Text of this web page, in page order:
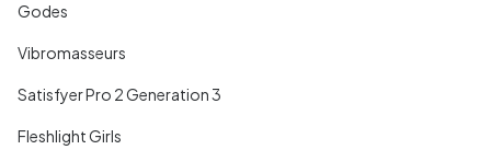
Godes
Vibromasseurs
Satisfyer Pro 2 Generation 3
Fleshlight Girls